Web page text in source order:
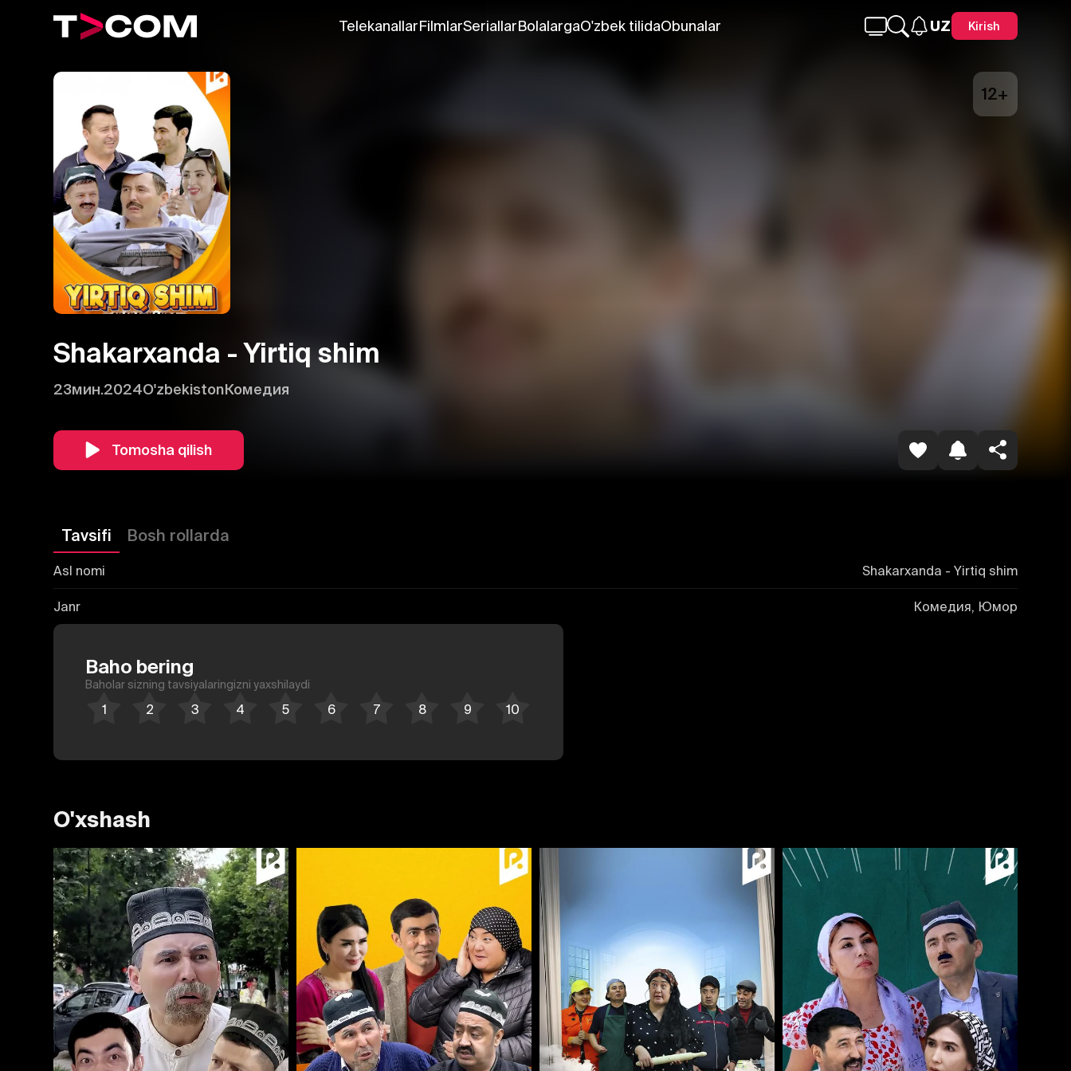
TelekanallarFilmlarSeriallarBolalargaO'zbek tilidaObunalar UZ Kirish
Shakarxanda - Yirtiq shim
23мин.2024O'zbekistonКомедия
12+
Tomosha qilish
Tavsifi Bosh rollarda
Asl nomi Shakarxanda - Yirtiq shim
Janr Комедия, Юмор
Baho bering
Baholar sizning tavsiyalaringizni yaxshilaydi
O'xshash